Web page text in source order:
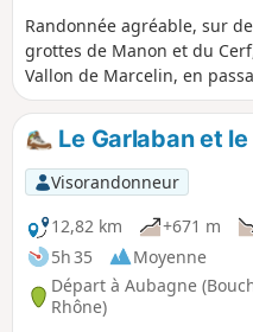
Randonnée agréable, sur
grottes de Manon et du
Vallon de Marcelin, en
d'Aubignane situé sur les
Saint-Esprit. Des vues
de l'Étoile et le Massif du
Le Garlaban et
Visorandonneur
12,82 km
+671 m
5h 35
Moyenne
Départ à Aubagne
Rhône)